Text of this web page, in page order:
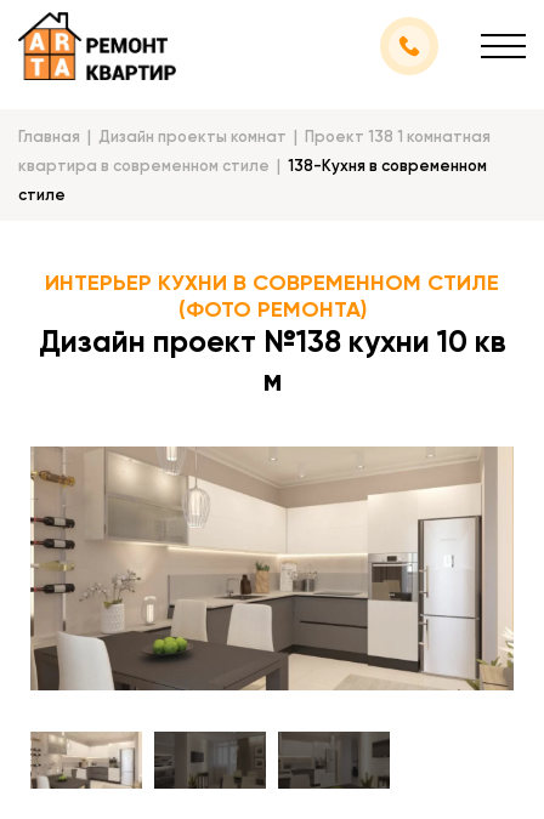
Главная Дизайн проекты комнат
Проект 138 1 комнатная
квартира в современном стиле
138-Кухня в cовременном
стиле
ИНТЕРЬЕР КУХНИ В СОВРЕМЕННОМ СТИЛЕ
(ФОТО РЕМОНТА)
Дизайн проект №138 кухни 10 кв
м